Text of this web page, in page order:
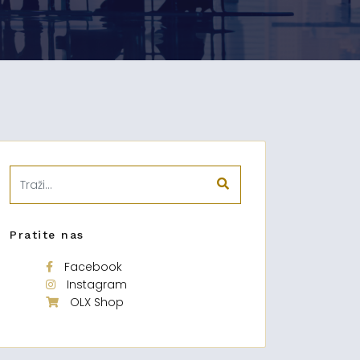
Pratite nas
Facebook
Instagram
OLX Shop